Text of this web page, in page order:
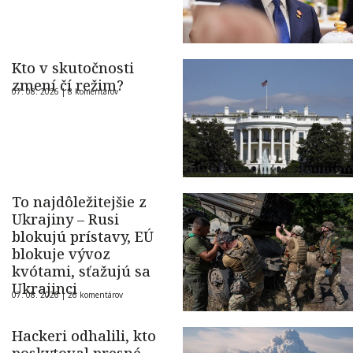
Kto v skutočnosti
zmení čí režim?
07. 08. 2026 |8 komentárov
To najdôležitejšie z
Ukrajiny – Rusi
blokujú prístavy, EÚ
blokuje vývoz
kvótami, sťažujú sa
Ukrajinci
07. 08. 2026 |26 komentárov
Hackeri odhalili, kto